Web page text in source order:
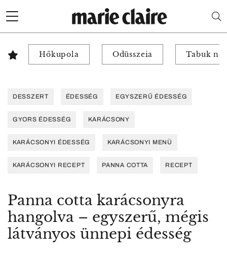
Hőkupola Odüsszeia Tabuk
DESSZERT ÉDESSÉG EGYSZERŰ ÉDESSÉG
GYORS ÉDESSÉG KARÁCSONY
KARÁCSONYI ÉDESSÉG KARÁCSONYI MENÜ
KARÁCSONYI RECEPT PANNA COTTA RECEPT
Panna cotta karácsonyra
hangolva – egyszerű, mégis
látványos ünnepi édesség